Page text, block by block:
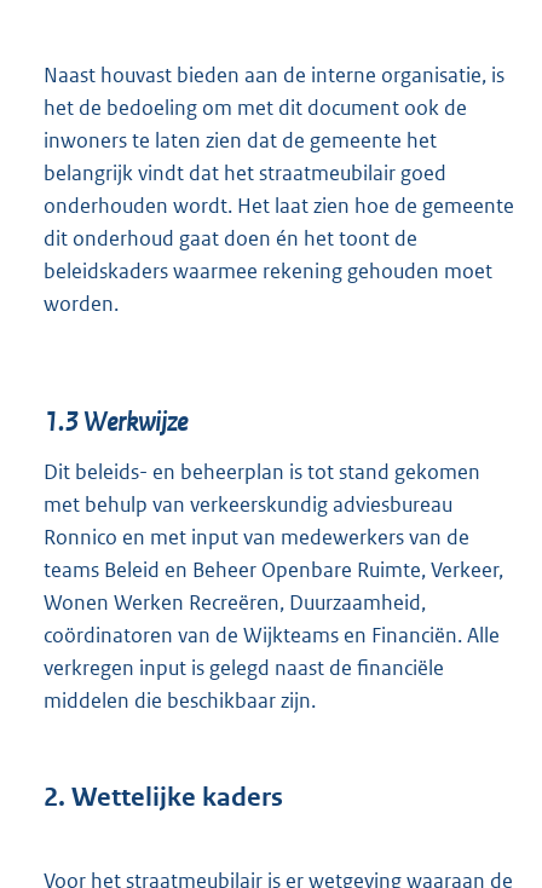
Naast houvast bieden aan de interne organisatie, is
het de bedoeling om met dit document ook de
inwoners te laten zien dat de gemeente het
belangrijk vindt dat het straatmeubilair goed
onderhouden wordt. Het laat zien hoe de gemeente
dit onderhoud gaat doen én het toont de
beleidskaders waarmee rekening gehouden moet
worden.
1.3Werkwijze
Dit beleids- en beheerplan is tot stand gekomen
met behulp van verkeerskundig adviesbureau
Ronnico en met input van medewerkers van de
teams Beleid en Beheer Openbare Ruimte, Verkeer,
Wonen Werken Recreëren, Duurzaamheid,
coördinatoren van de Wijkteams en Financiën. Alle
verkregen input is gelegd naast de financiële
middelen die beschikbaar zijn.
2. Wettelijke kaders
Voor het straatmeubilair is er wetgeving waaraan de